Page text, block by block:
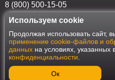
8 (800) 500-15-05
Наш интернет-магазин работает
Федерального закона от 27 июля
данных". Оформить заказ на сайте
наличии согласия на обработку
улучшения работы сайта и его
используем файлы cookie.
соглашаетесь с
Используем cookie
Продолжая использовать сайт,
применение cookie-файлов и
данных на условиях, указанных
конфиденциальности
Ок